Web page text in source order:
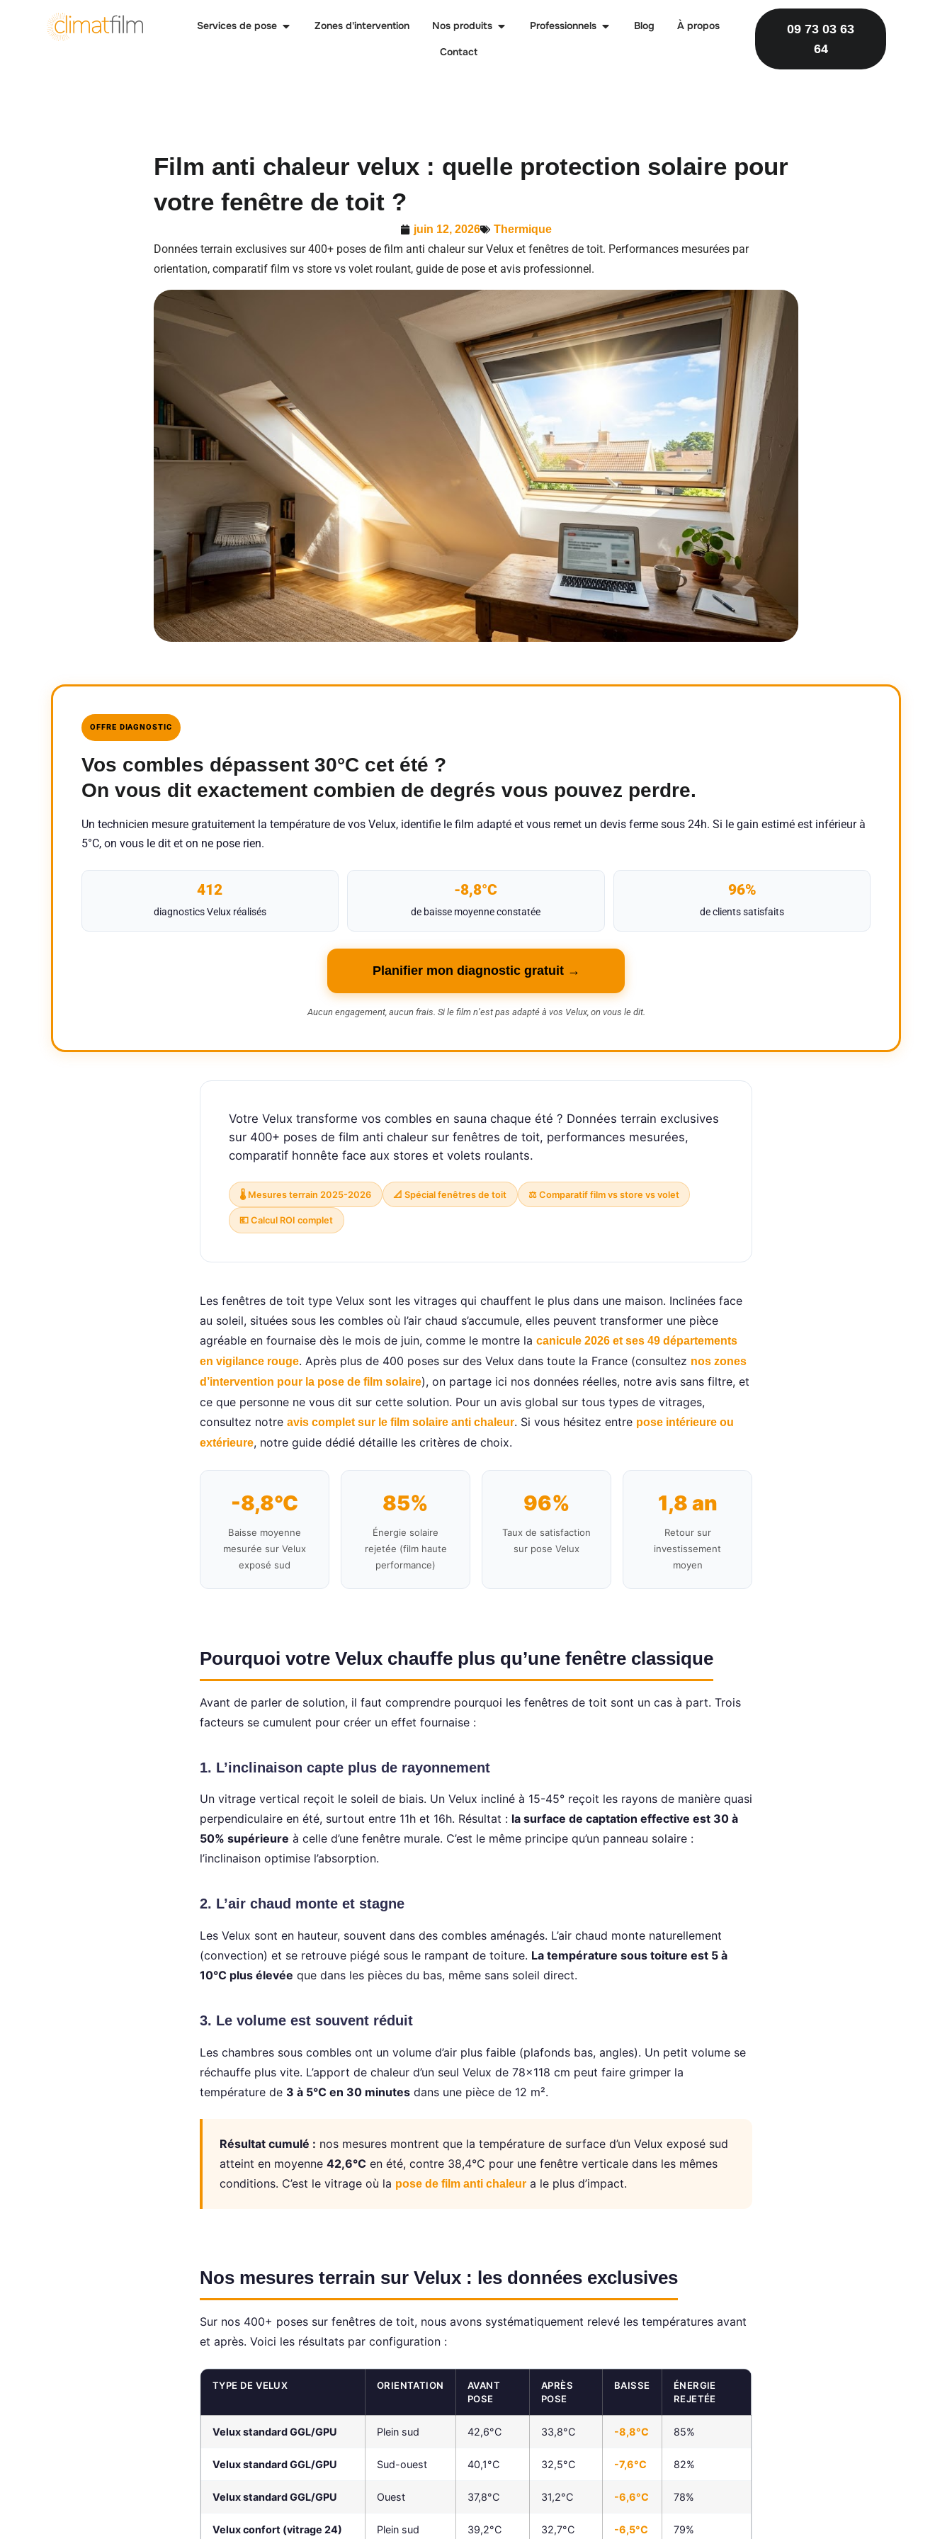
Services de pose Zones d'intervention Nos produits Professionnels Blog À propos
Contact
09 73 03 63
64
Film anti chaleur velux : quelle protection solaire pour
votre fenêtre de toit ?
juin 12, 2026 Thermique
Données terrain exclusives sur 400+ poses de film anti chaleur sur Velux et fenêtres de toit. Performances mesurées par
orientation, comparatif film vs store vs volet roulant, guide de pose et avis professionnel.
OFFRE DIAGNOSTIC
Vos combles dépassent 30°C cet été ?
On vous dit exactement combien de degrés vous pouvez perdre.
Un technicien mesure gratuitement la température de vos Velux, identifie le film adapté et vous remet un devis ferme sous 24h. Si le gain estimé est inférieur à
5°C, on vous le dit et on ne pose rien.
412
diagnostics Velux réalisés
-8,8°C
de baisse moyenne constatée
96%
de clients satisfaits
Planifier mon diagnostic gratuit →
Aucun engagement, aucun frais. Si le film n’est pas adapté à vos Velux, on vous le dit.
Votre Velux transforme vos combles en sauna chaque été ? Données terrain exclusives
sur 400+ poses de film anti chaleur sur fenêtres de toit, performances mesurées,
comparatif honnête face aux stores et volets roulants.
🌡️ Mesures terrain 2025-2026 📐 Spécial fenêtres de toit ⚖️ Comparatif film vs store vs volet
💶 Calcul ROI complet
Les fenêtres de toit type Velux sont les vitrages qui chauffent le plus dans une maison. Inclinées face
au soleil, situées sous les combles où l’air chaud s’accumule, elles peuvent transformer une pièce
agréable en fournaise dès le mois de juin, comme le montre la canicule 2026 et ses 49 départements
en vigilance rouge. Après plus de 400 poses sur des Velux dans toute la France (consultez nos zones
d’intervention pour la pose de film solaire), on partage ici nos données réelles, notre avis sans filtre, et
ce que personne ne vous dit sur cette solution. Pour un avis global sur tous types de vitrages,
consultez notre avis complet sur le film solaire anti chaleur. Si vous hésitez entre pose intérieure ou
extérieure, notre guide dédié détaille les critères de choix.
-8,8°C
Baisse moyenne
mesurée sur Velux
exposé sud
85%
Énergie solaire
rejetée (film haute
performance)
96%
Taux de satisfaction
sur pose Velux
1,8 an
Retour sur
investissement
moyen
Pourquoi votre Velux chauffe plus qu’une fenêtre classique
Avant de parler de solution, il faut comprendre pourquoi les fenêtres de toit sont un cas à part. Trois
facteurs se cumulent pour créer un effet fournaise :
1. L’inclinaison capte plus de rayonnement
Un vitrage vertical reçoit le soleil de biais. Un Velux incliné à 15-45° reçoit les rayons de manière quasi
perpendiculaire en été, surtout entre 11h et 16h. Résultat : la surface de captation effective est 30 à
50% supérieure à celle d’une fenêtre murale. C’est le même principe qu’un panneau solaire :
l’inclinaison optimise l’absorption.
2. L’air chaud monte et stagne
Les Velux sont en hauteur, souvent dans des combles aménagés. L’air chaud monte naturellement
(convection) et se retrouve piégé sous le rampant de toiture. La température sous toiture est 5 à
10°C plus élevée que dans les pièces du bas, même sans soleil direct.
3. Le volume est souvent réduit
Les chambres sous combles ont un volume d’air plus faible (plafonds bas, angles). Un petit volume se
réchauffe plus vite. L’apport de chaleur d’un seul Velux de 78×118 cm peut faire grimper la
température de 3 à 5°C en 30 minutes dans une pièce de 12 m².
Résultat cumulé : nos mesures montrent que la température de surface d’un Velux exposé sud
atteint en moyenne 42,6°C en été, contre 38,4°C pour une fenêtre verticale dans les mêmes
conditions. C’est le vitrage où la pose de film anti chaleur a le plus d’impact.
Nos mesures terrain sur Velux : les données exclusives
Sur nos 400+ poses sur fenêtres de toit, nous avons systématiquement relevé les températures avant
et après. Voici les résultats par configuration :
TYPE DE VELUX ORIENTATION
AVANT
POSE
APRÈS
POSE
BAISSE
ÉNERGIE
REJETÉE
Velux standard GGL/GPU Plein sud 42,6°C 33,8°C -8,8°C 85%
Velux standard GGL/GPU Sud-ouest 40,1°C 32,5°C -7,6°C 82%
Velux standard GGL/GPU Ouest 37,8°C 31,2°C -6,6°C 78%
Velux confort (vitrage 24) Plein sud 39,2°C 32,7°C -6,5°C 79%